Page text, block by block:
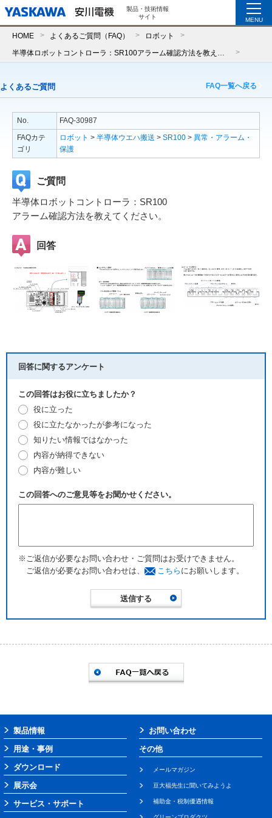
製品・技術情報
サイト
MENU
HOME よくあるご質問（FAQ） ロボット
よくあるご質問 FAQ一覧へ戻る
No.
FAQ-30987
FAQカテ
ゴリ
ロボット > 半導体ウエハ搬送 > SR100 > 異常・アラーム・
保護
ご質問
半導体ロボットコントローラ：SR100
アラーム確認方法を教えてください。
回答
回答に関するアンケート
この回答はお役に立ちましたか？
役に立った
役に立たなかったが参考になった
知りたい情報ではなかった
内容が納得できない
内容が難しい
この回答へのご意見等をお聞かせください。
※ご返信が必要なお問い合わせ・ご質問はお受けできません。
ご返信が必要なお問い合わせは、
こちら にお願いします。
製品情報
用途・事例
ダウンロード
展示会
サービス・サポート
お問い合わせ
その他
メールマガジン
豆大福先生に聞いてみようよ
補助金・税制優遇情報